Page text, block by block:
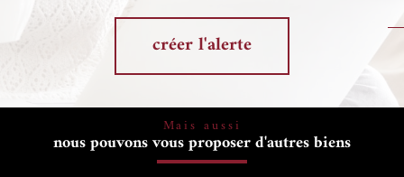
créer l'alerte
Mais aussi
nous pouvons vous proposer d'autres biens